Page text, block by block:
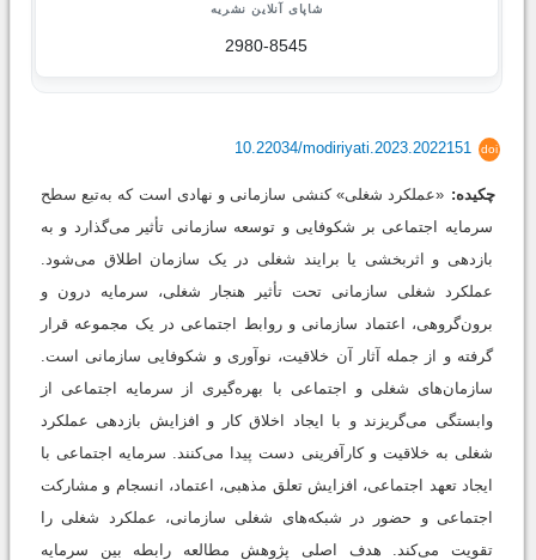
شاپای آنلاین نشریه
2980-8545
doi
10.22034/modiriyati.2023.2022151
چکیده: «عملکرد شغلی» کنشی سازمانی و نهادی است که به‌تبع سطح
سرمایه اجتماعی بر شکوفایی و توسعه ‌سازمانی تأثیر می‌گذارد و به
بازدهی و اثربخشی یا برایند شغلی در یک سازمان اطلاق می‌شود.
عملکرد شغلی سازمانی تحت تأثیر هنجار شغلی، سرمایه درون و
برون‌گروهی، اعتماد سازمانی و روابط اجتماعی در یک مجموعه قرار
گرفته و از جمله آثار آن خلاقیت، نوآوری و شکوفایی سازمانی است.
سازمان‌های شغلی و اجتماعی با بهره‌گیری از سرمایه اجتماعی از
وابستگی می‌گریزند و با ایجاد اخلاق کار و افزایش بازدهی عملکرد
شغلی به خلاقیت و کارآفرینی دست پیدا می‌کنند. سرمایه اجتماعی با
ایجاد تعهد اجتماعی، افزایش تعلق مذهبی، اعتماد، انسجام و مشارکت
اجتماعی و حضور در شبکه‌های شغلی سازمانی، عملکرد شغلی را
تقویت می‌کند. هدف اصلی پژوهش مطالعه رابطه بین سرمایه